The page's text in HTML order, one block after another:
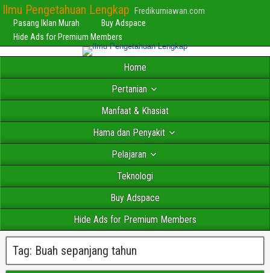
Ilmu Pengetahuan Lengkap Fredikurniawan.com
Pasang Iklan Murah
Buy Adspace
Hide Ads for Premium Members
Home
Pertanian
Manfaat & Khasiat
Hama dan Penyakit
Pelajaran
Teknologi
Buy Adspace
Hide Ads for Premium Members
Tag: Buah sepanjang tahun